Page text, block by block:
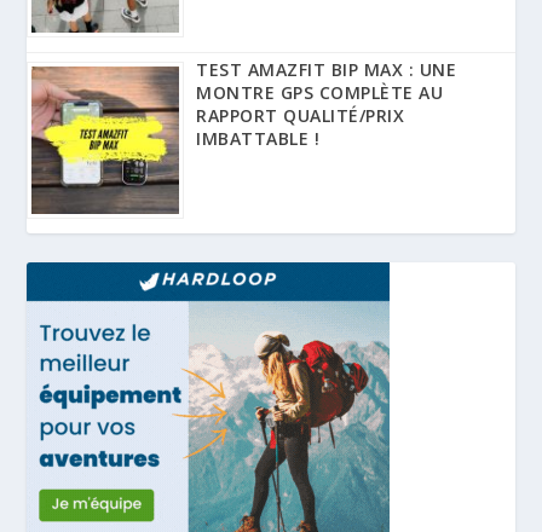
TEST AMAZFIT BIP MAX : UNE
MONTRE GPS COMPLÈTE AU
RAPPORT QUALITÉ/PRIX
IMBATTABLE !